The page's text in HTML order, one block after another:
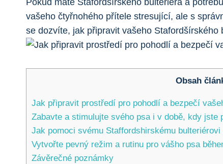
Pokud máte Stafordšírského bulteriéra a
vašeho čtyřnohého přítele stresující, ale s
se dozvíte, jak připravit vašeho
Obsah
Jak připravit prostředí pro pohodlí a bezpečí
Zabavte a stimulujte svého psa i v době, kdy jste
Jak pomoci svému Staffordshirskému
Vytvořte pevný režim a rutinu pro vášho psa
Závěrečné poznámky